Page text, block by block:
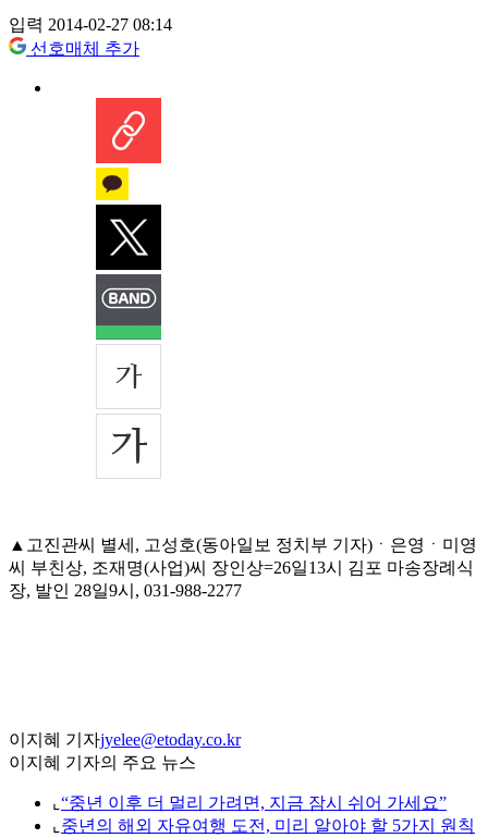
입력 2014-02-27 08:14
선호매체 추가
▲고진관씨 별세, 고성호(동아일보 정치부 기자)ㆍ은영ㆍ미영
씨 부친상, 조재명(사업)씨 장인상=26일13시 김포 마송장례식
장, 발인 28일9시, 031-988-2277
이지혜 기자jyelee@etoday.co.kr
이지혜 기자의 주요 뉴스
⌞ “중년 이후 더 멀리 가려면, 지금 잠시 쉬어 가세요”
⌞ 중년의 해외 자유여행 도전, 미리 알아야 할 5가지 원칙